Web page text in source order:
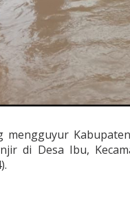
mengguyur
di Desa Ibu,